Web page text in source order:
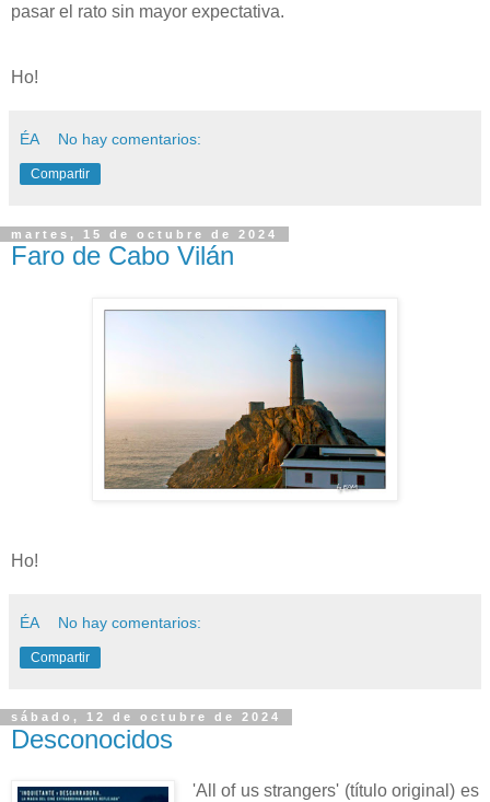
pasar el rato sin mayor expectativa.
Ho!
ÉA No hay comentarios:
Compartir
martes, 15 de octubre de 2024
Faro de Cabo Vilán
Ho!
ÉA No hay comentarios:
Compartir
sábado, 12 de octubre de 2024
Desconocidos
'All of us strangers' (título original) es